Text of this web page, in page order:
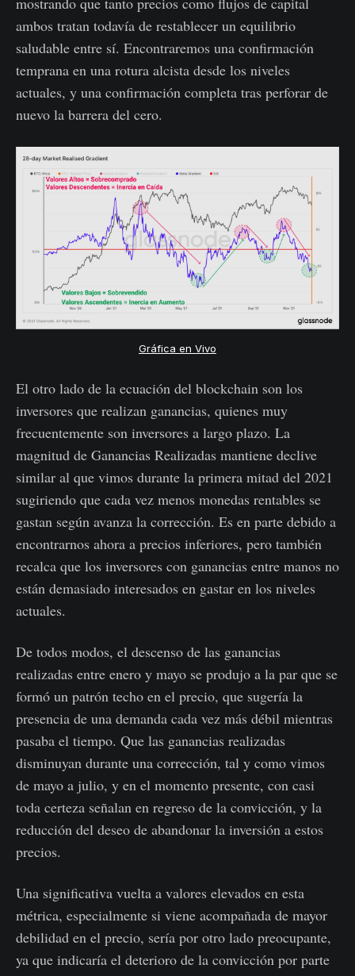
ambos tratan todavía de restablecer un equilibrio
saludable entre sí. Encontraremos una confirmación
temprana en una rotura alcista desde los niveles
actuales, y una confirmación completa tras perforar de
nuevo la barrera del cero.
Gráfica en Vivo
El otro lado de la ecuación del blockchain son los
inversores que realizan ganancias, quienes muy
frecuentemente son inversores a largo plazo. La
magnitud de Ganancias Realizadas mantiene declive
similar al que vimos durante la primera mitad del 2021
sugiriendo que cada vez menos monedas rentables se
gastan según avanza la corrección. Es en parte debido a
encontrarnos ahora a precios inferiores, pero también
recalca que los inversores con ganancias entre manos no
están demasiado interesados en gastar en los niveles
actuales.
De todos modos, el descenso de las ganancias
realizadas entre enero y mayo se produjo a la par que se
formó un patrón techo en el precio, que sugería la
presencia de una demanda cada vez más débil mientras
pasaba el tiempo. Que las ganancias realizadas
disminuyan durante una corrección, tal y como vimos
de mayo a julio, y en el momento presente, con casi
toda certeza señalan en regreso de la convicción, y la
reducción del deseo de abandonar la inversión a estos
precios.
Una significativa vuelta a valores elevados en esta
métrica, especialmente si viene acompañada de mayor
debilidad en el precio, sería por otro lado preocupante,
ya que indicaría el deterioro de la convicción por parte